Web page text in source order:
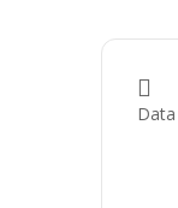
Data